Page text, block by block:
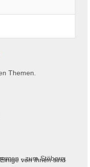
Themen.
- zum Stöbern.
von ihnen sind